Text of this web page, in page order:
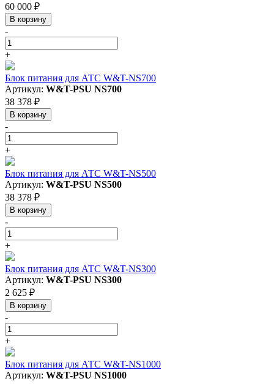
60 000 ₽
В корзину
-
+
Блок питания для АТС W&T-NS700
Артикул: W&T-PSU NS700
38 378 ₽
В корзину
-
+
Блок питания для АТС W&T-NS500
Артикул: W&T-PSU NS500
38 378 ₽
В корзину
-
+
Блок питания для АТС W&T-NS300
Артикул: W&T-PSU NS300
2 625 ₽
В корзину
-
+
Блок питания для АТС W&T-NS1000
Артикул: W&T-PSU NS1000